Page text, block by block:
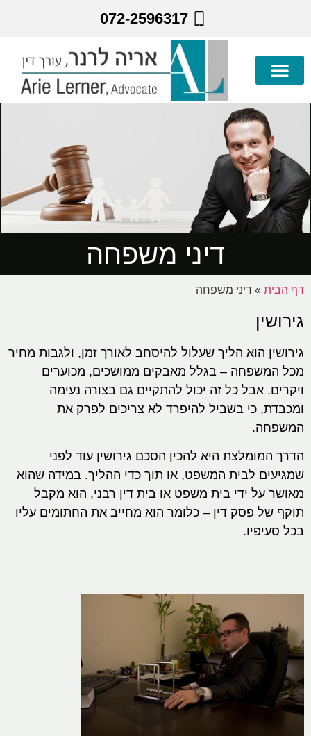
072-2596317
דיני משפחה
דף הבית » דיני משפחה
גירושין
גירושין הוא הליך שעלול להיסחב לאורך זמן, ולגבות מחיר
מכל המשפחה – בגלל מאבקים ממושכים, מכוערים
ויקרים. אבל כל זה יכול להתקיים גם בצורה נעימה
ומכבדת, כי בשביל להיפרד לא צריכים לפרק את
המשפחה.
הדרך המומלצת היא להכין הסכם גירושין עוד לפני
שמגיעים לבית המשפט, או תוך כדי ההליך. במידה שהוא
מאושר על ידי בית משפט או בית דין רבני, הוא מקבל
תוקף של פסק דין – כלומר הוא מחייב את החתומים עליו
בכל סעיפיו.